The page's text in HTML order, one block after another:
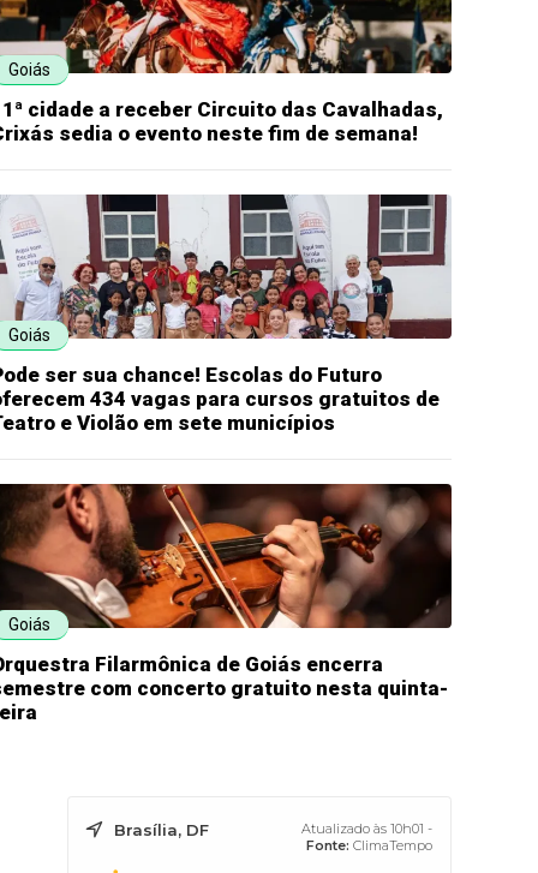
Goiás
cidade a receber Circuito das Cavalhadas,
sedia o evento neste fim de semana!
Goiás
ser sua chance! Escolas do Futuro
434 vagas para cursos gratuitos de
e Violão em sete municípios
Goiás
Filarmônica de Goiás encerra
com concerto gratuito nesta quinta-
Brasília, DF
Atualizado às 10h01 -
Fonte: ClimaTempo